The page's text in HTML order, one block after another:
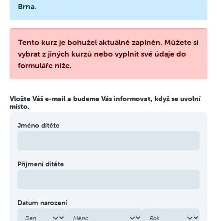
Brna.
Tento kurz je bohužel aktuálně zaplněn. Můžete si
vybrat z jiných kurzů nebo vyplnit své údaje do
formuláře níže.
Vložte Váš e-mail a budeme Vás informovat, když se uvolní
místo.
Jméno dítěte
Příjmení dítěte
Datum narození